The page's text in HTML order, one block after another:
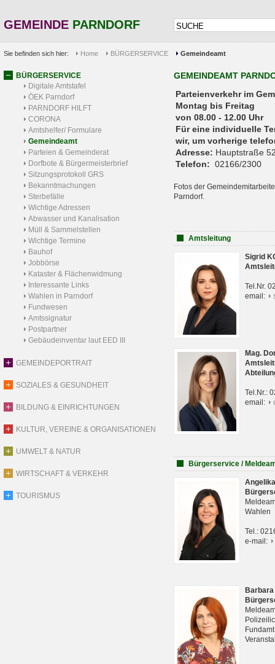
GEMEINDE PARNDORF
Sie befinden sich hier: Home BÜRGERSERVICE Gemeindeamt
BÜRGERSERVICE
Digitale Amtstafel
ÖEK Parndorf
PARNDORF HILFT
CORONA
Amtshelfer/ Formulare
Gemeindeamt
Parteien & Gemeinderat
Dorfbote & Bürgermeisterbrief
Sitzungsprotokoll GRS
Bekanntmachungen
Sterbefälle
Wichtige Adressen
Abwasser und Kanalisation
Müll & Sammelstellen
Wichtige Termine
Bauhof
Jobbörse
Kataster & Flächenwidmung
Interessante Links
Wahlen in Parndorf
Fundwesen
Amtssignatur
Postpartner
Gebäudeinventar laut EED III
GEMEINDEPORTRAIT
SOZIALES & GESUNDHEIT
BILDUNG & EINRICHTUNGEN
KULTUR, VEREINE & ORGANISATIONEN
UMWELT & NATUR
WIRTSCHAFT & VERKEHR
TOURISMUS
GEMEINDEAMT
Parteienverkehr
Montag bis Freitag
von 08.00 - 12.00 Uhr
Für eine individuelle
wir, um vorherige
Adresse: Hauptstraße
Telefon: 02166/2300
Fotos der
Parndorf.
Amtsleitung
Sigrid
Tel.Nr.
email:
Mag.
Tel.Nr.:
email:
Bürgerservice /
Wahlen
Tel.:
e-mail: